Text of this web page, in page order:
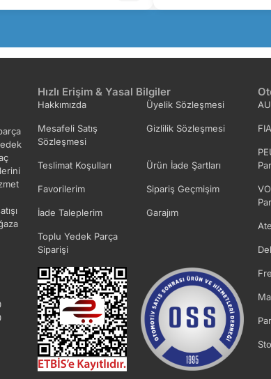
Hızlı Erişim & Yasal Bilgiler
Hakkımızda Üyelik Sözleşmesi
Mesafeli Satış
Sözleşmesi
Gizlilik Sözleşmesi
Teslimat Koşulları Ürün İade Şartları
Favorilerim Sipariş Geçmişim
İade Taleplerim Garajım
Toplu Yedek Parça
Siparişi